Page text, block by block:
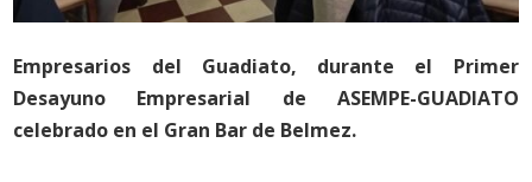
Empresarios del Guadiato, durante el Primer
Desayuno Empresarial de ASEMPE-GUADIATO
celebrado en el Gran Bar de Belmez.